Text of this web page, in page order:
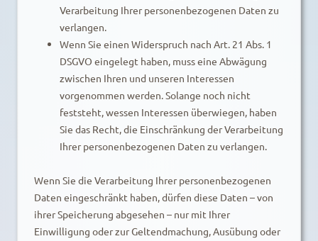
Verarbeitung Ihrer personenbezogenen Daten zu
verlangen.
Wenn Sie einen Widerspruch nach Art. 21 Abs. 1
DSGVO eingelegt haben, muss eine Abwägung
zwischen Ihren und unseren Interessen
vorgenommen werden. Solange noch nicht
feststeht, wessen Interessen überwiegen, haben
Sie das Recht, die Einschränkung der Verarbeitung
Ihrer personenbezogenen Daten zu verlangen.
Wenn Sie die Verarbeitung Ihrer personenbezogenen
Daten eingeschränkt haben, dürfen diese Daten – von
ihrer Speicherung abgesehen – nur mit Ihrer
Einwilligung oder zur Geltendmachung, Ausübung oder